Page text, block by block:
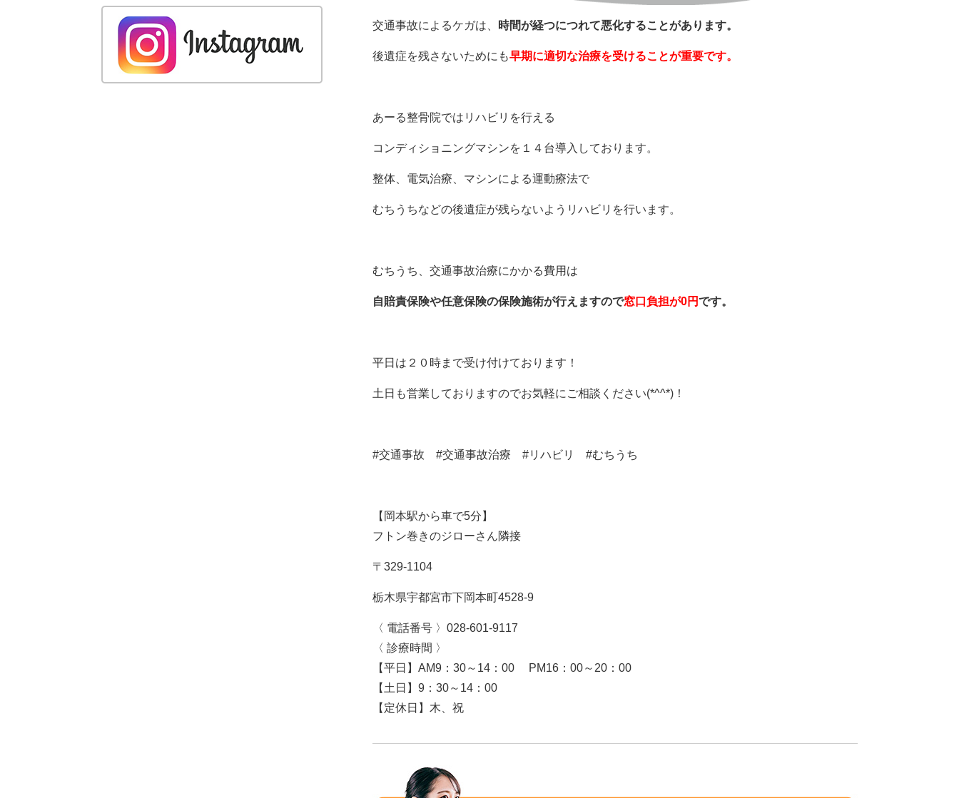
交通事故によるケガは、 時間が経つにつれて悪化することがあります。
後遺症を残さないためにも早期に適切な治療を受けることが重要です。
あーる整骨院ではリハビリを行える
コンディショニングマシンを１４台導入しております。
整体、電気治療、マシンによる運動療法で
むちうちなどの後遺症が残らないようリハビリを行います。
むちうち、交通事故治療にかかる費用は
自賠責保険や任意保険の保険施術が行えますので窓口負担が0円です。
平日は２０時まで受け付けております！
土日も営業しておりますのでお気軽にご相談ください(*^^*)！
#交通事故 #交通事故治療 #リハビリ #むちうち
【岡本駅から車で5分】
フトン巻きのジローさん隣接
〒329-1104
栃木県宇都宮市下岡本町4528-9
〈 電話番号 〉028-601-9117
〈 診療時間 〉
【平日】AM9：30～14：00 PM16：00～20：00
【土日】9：30～14：00
【定休日】木、祝